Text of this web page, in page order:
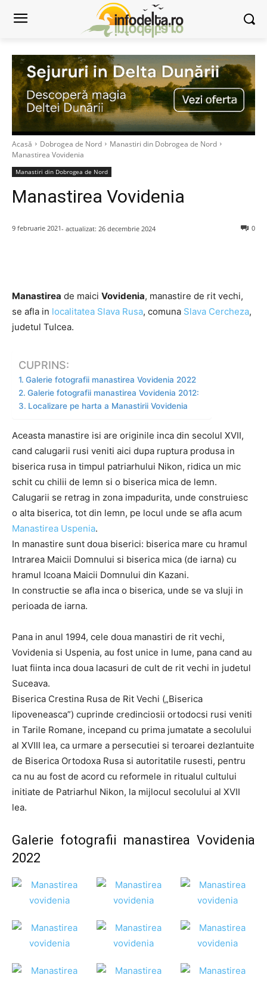
Acasă Dobrogea de Nord
Manastiri din Dobrogea de Nord
Manastirea Vovidenia
Manastiri din Dobrogea de Nord
Manastirea Vovidenia
9 februarie 2021- actualizat: 26 decembrie 2024 0
Manastirea de maici Vovidenia, manastire de rit vechi,
se afla in localitatea Slava Rusa, comuna Slava Cercheza,
judetul Tulcea.
CUPRINS:
Galerie fotografii manastirea Vovidenia 2022
Galerie fotografii manastirea Vovidenia 2012:
Localizare pe harta a Manastirii Vovidenia
Aceasta manastire isi are originile inca din secolul XVII,
cand calugarii rusi veniti aici dupa ruptura produsa in
biserica rusa in timpul patriarhului Nikon, ridica un mic
schit cu chilii de lemn si o biserica mica de lemn.
Calugarii se retrag in zona impadurita, unde construiesc
o alta biserica, tot din lemn, pe locul unde se afla acum
Manastirea Uspenia.
In manastire sunt doua biserici: biserica mare cu hramul
Intrarea Maicii Domnului si biserica mica (de iarna) cu
hramul Icoana Maicii Domnului din Kazani.
In constructie se afla inca o biserica, unde se va sluji in
perioada de iarna.
Pana in anul 1994, cele doua manastiri de rit vechi,
Vovidenia si Uspenia, au fost unice in lume, pana cand au
luat fiinta inca doua lacasuri de cult de rit vechi in judetul
Suceava.
Biserica Crestina Rusa de Rit Vechi („Biserica
lipoveneasca”) cuprinde credinciosii ortodocsi rusi veniti
in Tarile Romane, incepand cu prima jumatate a secolului
al XVIII lea, ca urmare a persecutiei si teroarei dezlantuite
de Biserica Ortodoxa Rusa si autoritatile rusesti, pentru
ca nu au fost de acord cu reformele in ritualul cultului
initiate de Patriarhul Nikon, la mijlocul secolului al XVII
lea.
Galerie fotografii manastirea Vovidenia
2022